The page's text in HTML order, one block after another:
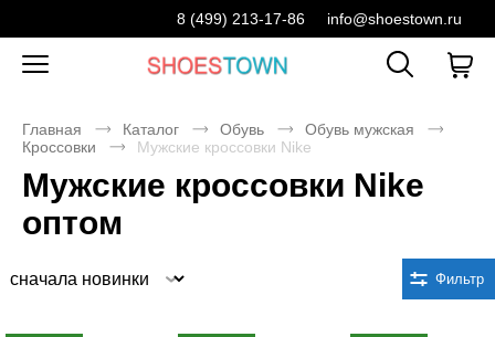
8 (499) 213-17-86 info@shoestown.ru
Главная Каталог Обувь
Обувь мужская
Кроссовки
Мужские кроссовки Nike
Мужские кроссовки Nike
оптом
Фильтр